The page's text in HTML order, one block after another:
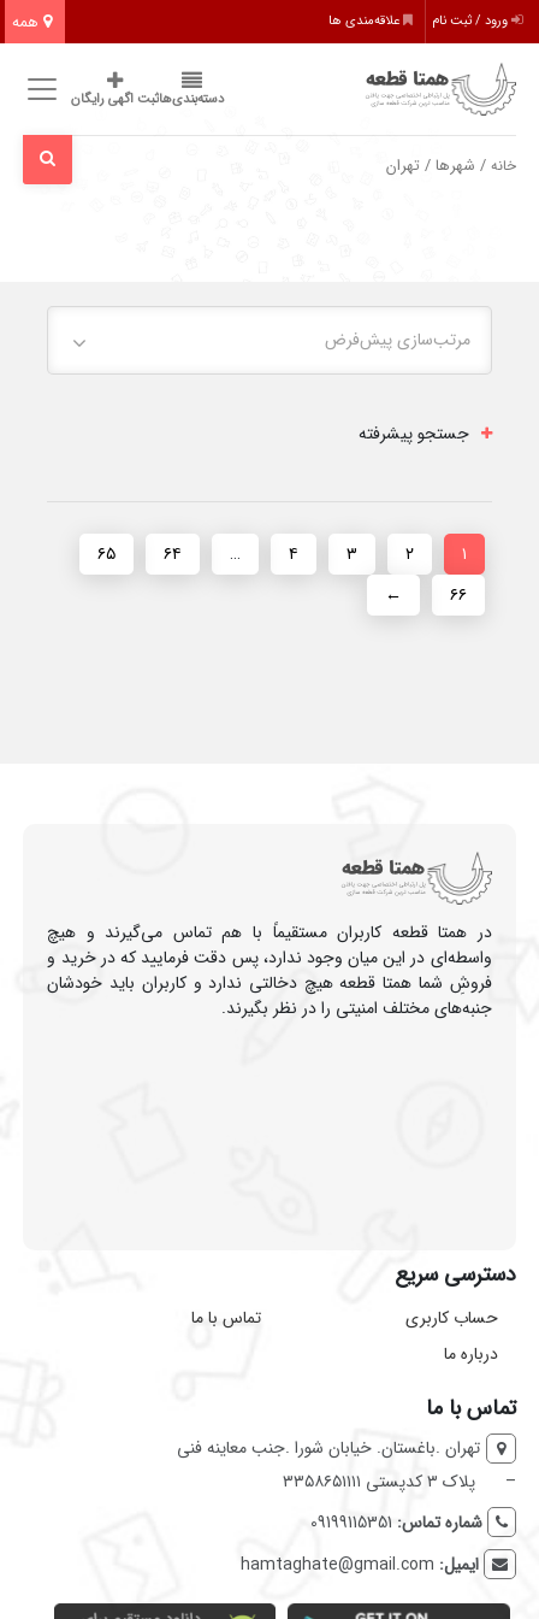
همه ورود / ثبت نام علاقه‌مندی ها
دسته‌بندی‌هاثبت اگهی رایگان
خانه / شهرها / تهران
مرتب‌سازی پیش‌فرض
جستجو پیشرفته
۱ ۲ ۳ ۴ … ۶۴
۶۵
۶۶
←
در همتا قطعه کاربران مستقیماً با هم تماس می‌گیرند و هیچ
واسطه‌ای در این میان وجود ندارد، پس دقت فرمایید که در خرید و
فروشِ شما همتا قطعه هیچ دخالتی ندارد و کاربران باید خودشان
جنبه‌های مختلف امنیتی را در نظر بگیرند.
دسترسی سریع
حساب کاربری
درباره ما
تماس با ما
تماس با ما
تهران .باغستان. خیابان شورا .جنب معاینه فنی
–
پلاک ۳ کدپستی ۳۳۵۸۶۵۱۱۱۱
شماره تماس: 09199115351
ایمیل: hamtaghate@gmail.com